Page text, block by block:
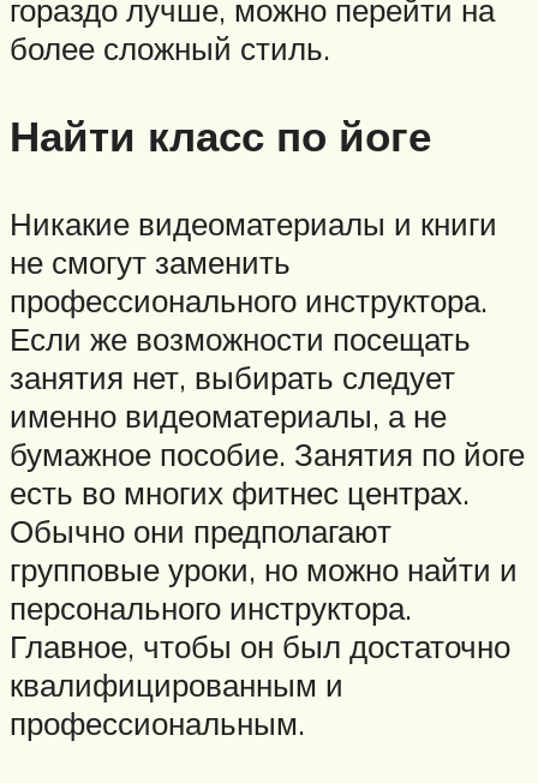
гораздо лучше, можно перейти на
более сложный стиль.
Найти класс по йоге
Никакие видеоматериалы и книги
не смогут заменить
профессионального инструктора.
Если же возможности посещать
занятия нет, выбирать следует
именно видеоматериалы, а не
бумажное пособие. Занятия по йоге
есть во многих фитнес центрах.
Обычно они предполагают
групповые уроки, но можно найти и
персонального инструктора.
Главное, чтобы он был достаточно
квалифицированным и
профессиональным.